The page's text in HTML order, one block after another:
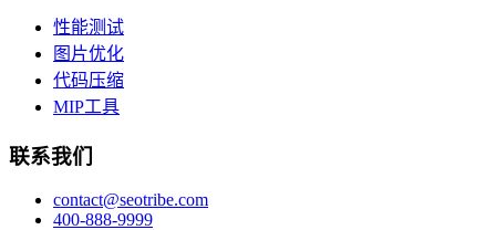
性能测试
图片优化
代码压缩
MIP工具
联系我们
contact@seotribe.com
400-888-9999